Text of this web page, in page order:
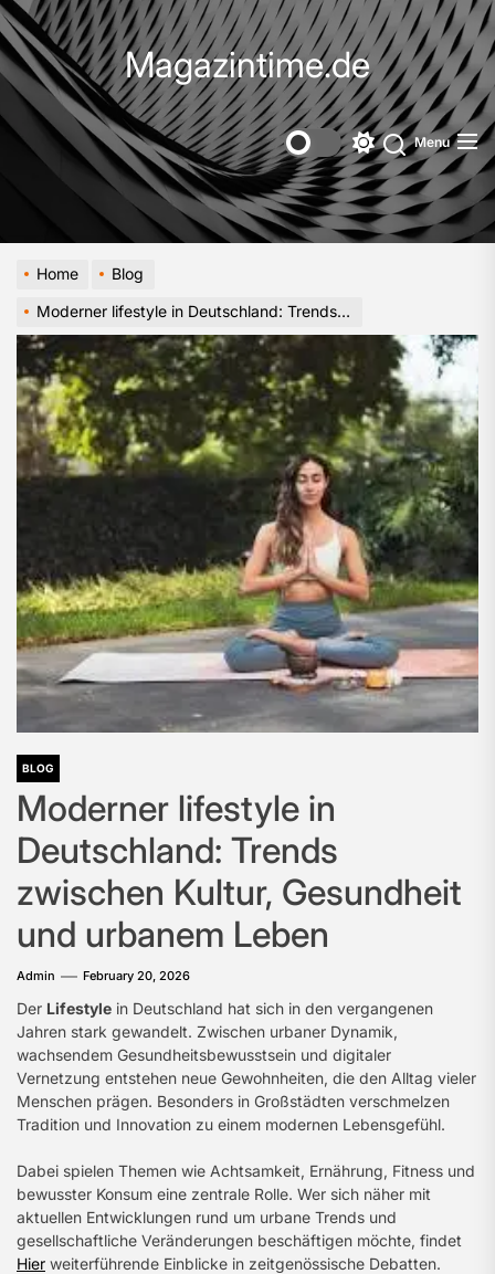
Skip
to
the
content
Magazintime.de
Switch
color
mode
Menu
Home
Blog
Moderner lifestyle in Deutschland: Trends zwischen Kultur, Gesundheit und urbanem Leben
BLOG
Moderner lifestyle in
Deutschland: Trends
zwischen Kultur, Gesundheit
und urbanem Leben
Admin February 20, 2026
Der Lifestyle in Deutschland hat sich in den vergangenen
Jahren stark gewandelt. Zwischen urbaner Dynamik,
wachsendem Gesundheitsbewusstsein und digitaler
Vernetzung entstehen neue Gewohnheiten, die den Alltag vieler
Menschen prägen. Besonders in Großstädten verschmelzen
Tradition und Innovation zu einem modernen Lebensgefühl.
Dabei spielen Themen wie Achtsamkeit, Ernährung, Fitness und
bewusster Konsum eine zentrale Rolle. Wer sich näher mit
aktuellen Entwicklungen rund um urbane Trends und
gesellschaftliche Veränderungen beschäftigen möchte, findet
Hier weiterführende Einblicke in zeitgenössische Debatten.